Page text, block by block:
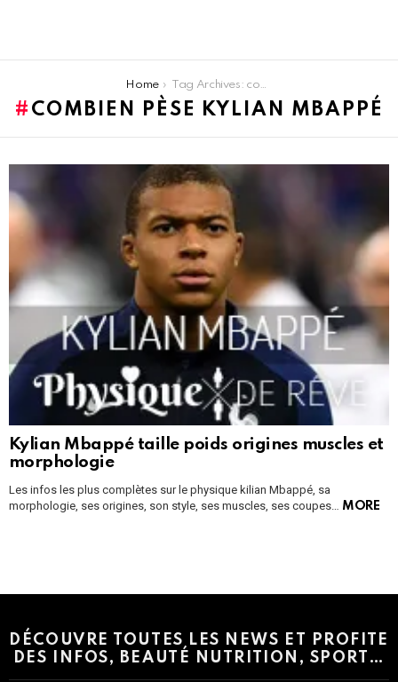
Home Tag Archives: combien pèse Kylian Mbappé
COMBIEN PÈSE KYLIAN MBAPPÉ
STORIES
Kylian Mbappé taille poids origines muscles et
morphologie
Les infos les plus complètes sur le physique kilian Mbappé, sa
morphologie, ses origines, son style, ses muscles, ses coupes…
MORE
DÉCOUVRE TOUTES LES NEWS ET PROFITE
DES INFOS, BEAUTÉ NUTRITION, SPORT…